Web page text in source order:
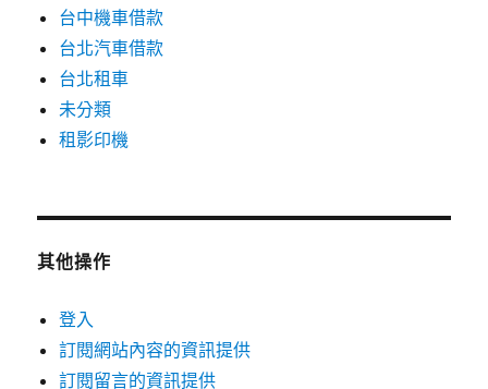
台中機車借款
台北汽車借款
台北租車
未分類
租影印機
其他操作
登入
訂閱網站內容的資訊提供
訂閱留言的資訊提供